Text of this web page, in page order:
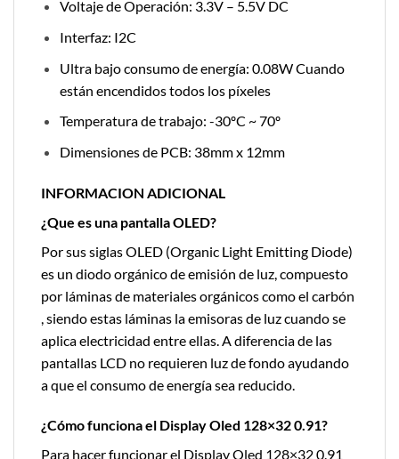
Voltaje de Operación: 3.3V – 5.5V DC
Interfaz: I2C
Ultra bajo consumo de energía: 0.08W Cuando
están encendidos todos los píxeles
Temperatura de trabajo: -30ºC ~ 70º
Dimensiones de PCB: 38mm x 12mm
INFORMACION ADICIONAL
¿Que es una pantalla OLED?
Por sus siglas OLED (Organic Light Emitting Diode)
es un diodo orgánico de emisión de luz, compuesto
por láminas de materiales orgánicos como el carbón
, siendo estas láminas la emisoras de luz cuando se
aplica electricidad entre ellas. A diferencia de las
pantallas LCD no requieren luz de fondo ayudando
a que el consumo de energía sea reducido.
¿Cómo funciona el Display Oled 128×32 0.91?
Para hacer funcionar el Display Oled 128×32 0.91